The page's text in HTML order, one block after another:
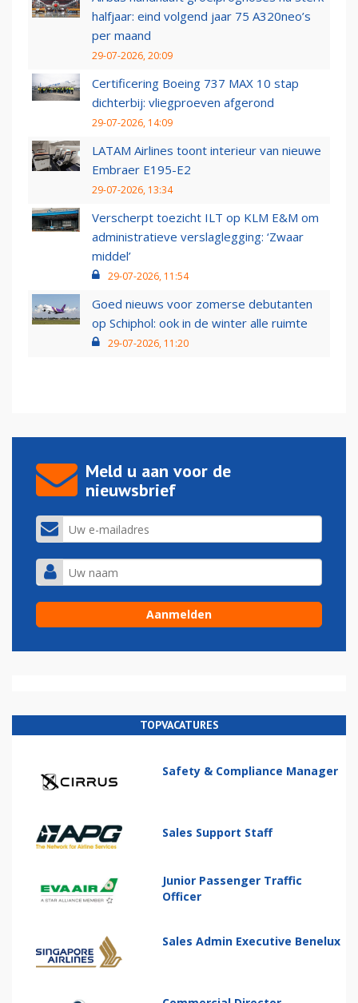
halfjaar: eind volgend jaar 75 A320neo’s
per maand
29-07-2026, 20:09
Certificering Boeing 737 MAX 10 stap
dichterbij: vliegproeven afgerond
29-07-2026, 14:09
LATAM Airlines toont interieur van nieuwe
Embraer E195-E2
29-07-2026, 13:34
Verscherpt toezicht ILT op KLM E&M om
administratieve verslaglegging: ‘Zwaar
middel’
29-07-2026, 11:54
Goed nieuws voor zomerse debutanten
op Schiphol: ook in de winter alle ruimte
29-07-2026, 11:20
Meld u aan voor de
nieuwsbrief
TOPVACATURES
Safety & Compliance Manager
Sales Support Staff
Junior Passenger Traffic
Officer
Sales Admin Executive Benelux